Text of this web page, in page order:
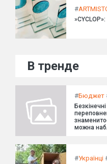
#
В тренде
#Бюджет
можна
#Українці